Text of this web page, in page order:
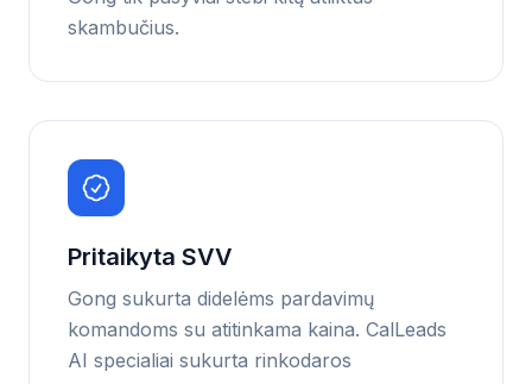
skambučius.
Pritaikyta SVV
Gong sukurta didelėms pardavimų
komandoms su atitinkama kaina. CalLeads
AI specialiai sukurta rinkodaros